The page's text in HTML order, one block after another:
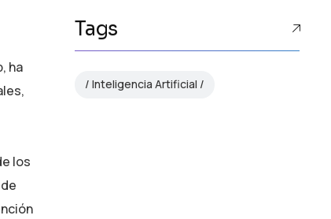
ha
los
Tags
Inteligencia Artificial